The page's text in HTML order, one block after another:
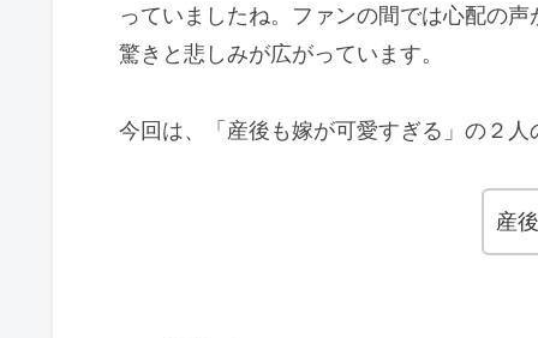
っていましたね。ファンの間では心配の
驚きと悲しみが広がっています。
今回は、「産後も嫁が可愛すぎる」の２
産